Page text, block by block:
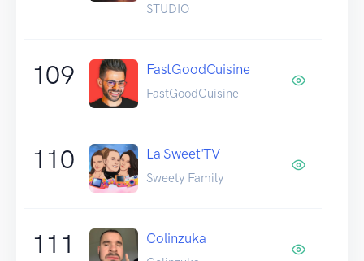
STUDIO
109 FastGoodCuisine
FastGoodCuisine
110 La Sweet'TV
Sweety Family
111 Colinzuka